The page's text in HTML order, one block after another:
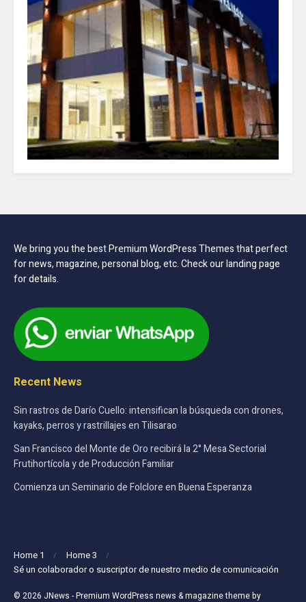
We bring you the best Premium WordPress Themes that perfect
for news, magazine, personal blog, etc. Check our landing page
for details.
Recent News
Sin rastros de Darío Cuello: intensifican la búsqueda con drones,
kayaks, perros y rastrillajes en Tilisarao
San Francisco del Monte de Oro recibirá la 2° Mesa Sectorial
Frutihortícola y de Producción Familiar
Comienza un Seminario de Folclore en Buena Esperanza
Home 1
Home 3
Sé un colaborador o suscriptor de nuestro medio de comunicación
© 2026 JNews - Premium WordPress news & magazine theme by